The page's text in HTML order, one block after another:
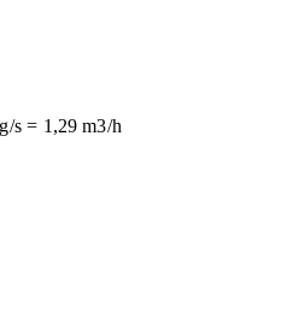
g/s = 1 ,29 m3/h